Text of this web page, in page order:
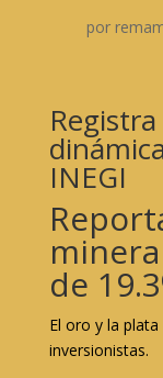
por
INEGI
de
El oro y la
inversionistas.